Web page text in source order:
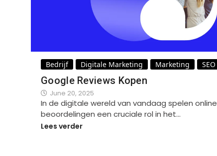
Bedrijf Digitale Marketing Marketing SEO
Google Reviews Kopen
June 20, 2025
In de digitale wereld van vandaag spelen online
beoordelingen een cruciale rol in het…
Lees verder